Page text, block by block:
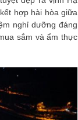
hợp hài hòa giữa
nghỉ dưỡng đáng
sắm và ẩm thực